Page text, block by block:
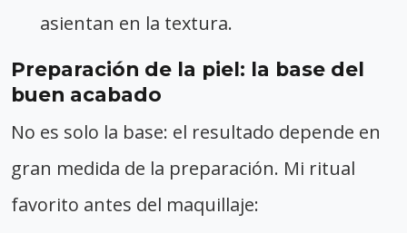
asientan en la textura.
Preparación de la piel: la base del
buen acabado
No es solo la base: el resultado depende en
gran medida de la preparación. Mi ritual
favorito antes del maquillaje: